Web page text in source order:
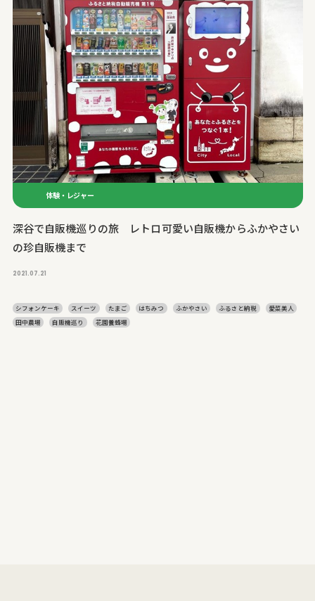
体験・レジャー
深谷で自販機巡りの旅 レトロ可愛い自販機からふかやさい
の珍自販機まで
2021.07.21
シフォンケーキ スイーツ たまご はちみつ ふかやさい ふるさと納税
愛菜美人
田中農場
自販機巡り 花園養蜂場